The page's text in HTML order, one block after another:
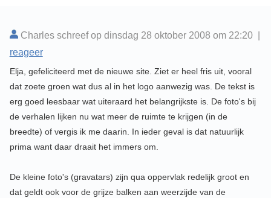
Charles schreef op dinsdag 28 oktober 2008 om 22:20 |
reageer
Elja, gefeliciteerd met de nieuwe site. Ziet er heel fris uit, vooral
dat zoete groen wat dus al in het logo aanwezig was. De tekst is
erg goed leesbaar wat uiteraard het belangrijkste is. De foto's bij
de verhalen lijken nu wat meer de ruimte te krijgen (in de
breedte) of vergis ik me daarin. In ieder geval is dat natuurlijk
prima want daar draait het immers om.
De kleine foto's (gravatars) zijn qua oppervlak redelijk groot en
dat geldt ook voor de grijze balken aan weerzijde van de